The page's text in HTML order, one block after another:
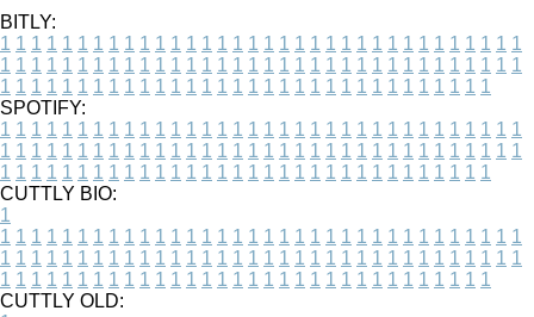
BITLY:
1 1 1 1 1 1 1 1 1 1 1 1 1 1 1 1 1 1 1 1 1 1 1 1 1 1 1 1 1 1 1 1 1 1
1 1 1 1 1 1 1 1 1 1 1 1 1 1 1 1 1 1 1 1 1 1 1 1 1 1 1 1 1 1 1 1 1 1
1 1 1 1 1 1 1 1 1 1 1 1 1 1 1 1 1 1 1 1 1 1 1 1 1 1 1 1 1 1 1 1
SPOTIFY:
1 1 1 1 1 1 1 1 1 1 1 1 1 1 1 1 1 1 1 1 1 1 1 1 1 1 1 1 1 1 1 1 1 1
1 1 1 1 1 1 1 1 1 1 1 1 1 1 1 1 1 1 1 1 1 1 1 1 1 1 1 1 1 1 1 1 1 1
1 1 1 1 1 1 1 1 1 1 1 1 1 1 1 1 1 1 1 1 1 1 1 1 1 1 1 1 1 1 1 1
CUTTLY BIO:
1
1 1 1 1 1 1 1 1 1 1 1 1 1 1 1 1 1 1 1 1 1 1 1 1 1 1 1 1 1 1 1 1 1 1
1 1 1 1 1 1 1 1 1 1 1 1 1 1 1 1 1 1 1 1 1 1 1 1 1 1 1 1 1 1 1 1 1 1
1 1 1 1 1 1 1 1 1 1 1 1 1 1 1 1 1 1 1 1 1 1 1 1 1 1 1 1 1 1 1 1
CUTTLY OLD: